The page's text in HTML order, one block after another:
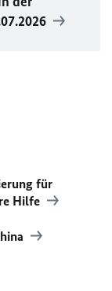
für
Hilfe